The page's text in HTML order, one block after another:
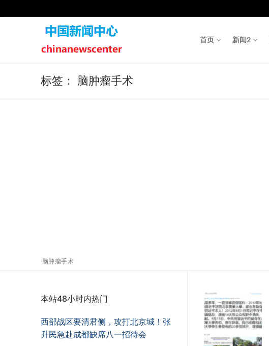
to
首页 新闻2
标签： 脑肿瘤手术
脑肿瘤手术
本站48小时内热门
西部战区要清君侧，攻打北京城！张
升民急赴成都缺席八一招待会